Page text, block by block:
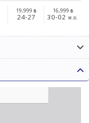
19,999 ฿
24-27
16,999 ฿
30-02 พ.ย.